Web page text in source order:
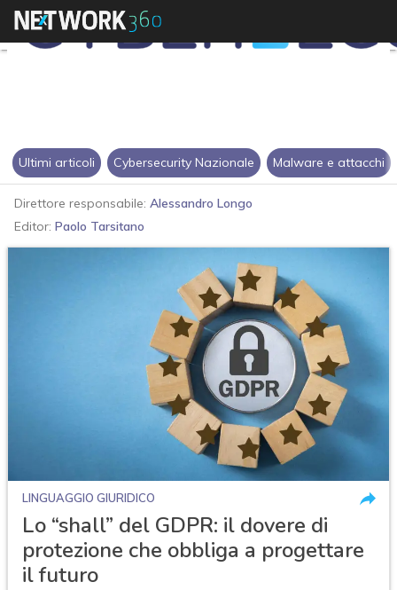
Ultimi articoli Cybersecurity Nazionale Malware e attacchi
Direttore responsabile: Alessandro Longo
Editor: Paolo Tarsitano
LINGUAGGIO GIURIDICO
Lo “shall” del GDPR: il dovere di
protezione che obbliga a progettare
il futuro